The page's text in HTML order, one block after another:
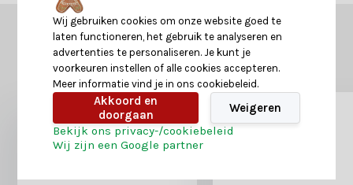
GERELATEERDE PRODUCTEN
Misschien is dit ook iets voor je?
Wij gebruiken cookies om onze website goed te
laten functioneren, het gebruik te analyseren en
advertenties te personaliseren. Je kunt je
voorkeuren instellen of alle cookies accepteren.
Meer informatie vind je in ons cookiebeleid.
Akkoord en
doorgaan
Weigeren
Bekijk ons privacy-/cookiebeleid
Wij zijn een Google partner